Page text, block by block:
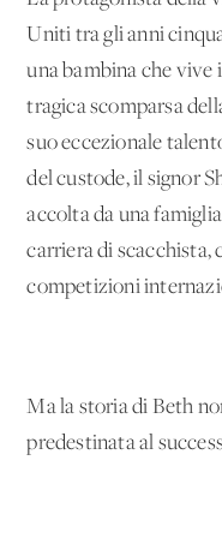
Uniti tra gli anni
una bambina che vive
tragica scomparsa
suo eccezionale
del custode, il signor
accolta da una
carriera di scacchista,
competizioni
Ma la storia di Beth
predestinata al